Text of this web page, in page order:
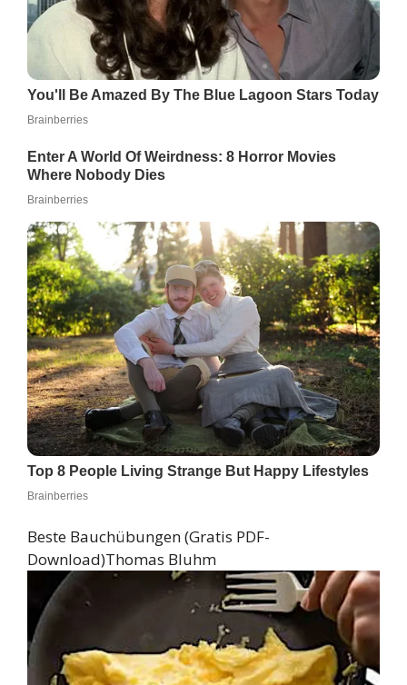
Beste Bauchübungen (Gratis PDF-
Download)Thomas Bluhm